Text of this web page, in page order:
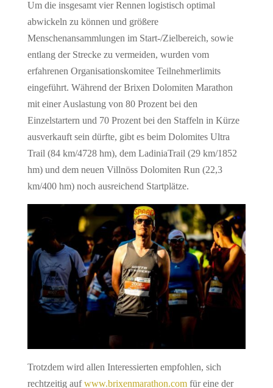
Um die insgesamt vier Rennen logistisch optimal
abwickeln zu können und größere
Menschenansammlungen im Start-/Zielbereich, sowie
entlang der Strecke zu vermeiden, wurden vom
erfahrenen Organisationskomitee Teilnehmerlimits
eingeführt. Während der Brixen Dolomiten Marathon
mit einer Auslastung von 80 Prozent bei den
Einzelstartern und 70 Prozent bei den Staffeln in Kürze
ausverkauft sein dürfte, gibt es beim Dolomites Ultra
Trail (84 km/4728 hm), dem LadiniaTrail (29 km/1852
hm) und dem neuen Villnöss Dolomiten Run (22,3
km/400 hm) noch ausreichend Startplätze.
Trotzdem wird allen Interessierten empfohlen, sich
rechtzeitig aufwww.brixenmarathon.comfür eine der